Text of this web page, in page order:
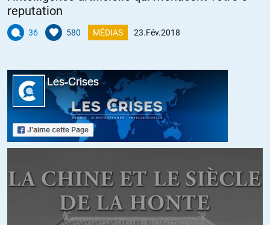
+1
En 1996, le communiste Guennadi Ziouganov serait sans doute
devenu le président russe…
Mais voilà, l’oncle Sam veillait sur la démocratie : il fallait réélire
l’homme qui avait fait tirer sur le parlement russe en 1993, Boris
Eltsine.
http://content.time.com/time/covers/0,16641,19960715,00.html
« Les Yankees à la rescousse. L’histoire secrète des conseillers
américains qui ont permis la victoire d’Eltsine »
reputation
36 580 MÉDIAS 23.Fév.2018